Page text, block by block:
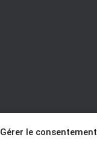
Gérer le